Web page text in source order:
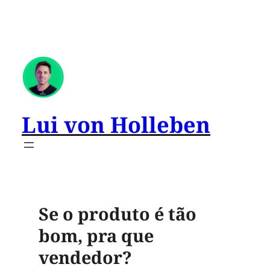
Lui von Holleben
Se o produto é tão
bom, pra que
vendedor?